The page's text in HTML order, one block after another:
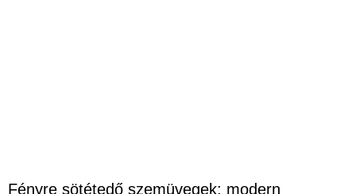
Fényre sötétedő szemüvegek: modern